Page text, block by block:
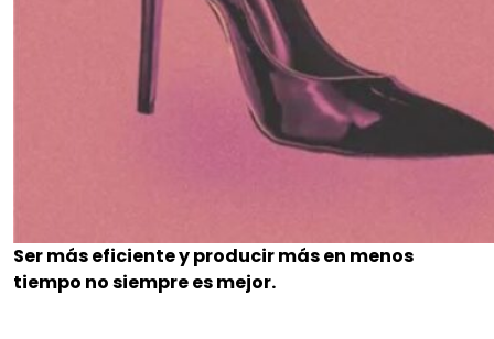
Ser más eficiente y producir más en menos
tiempo no siempre es mejor.